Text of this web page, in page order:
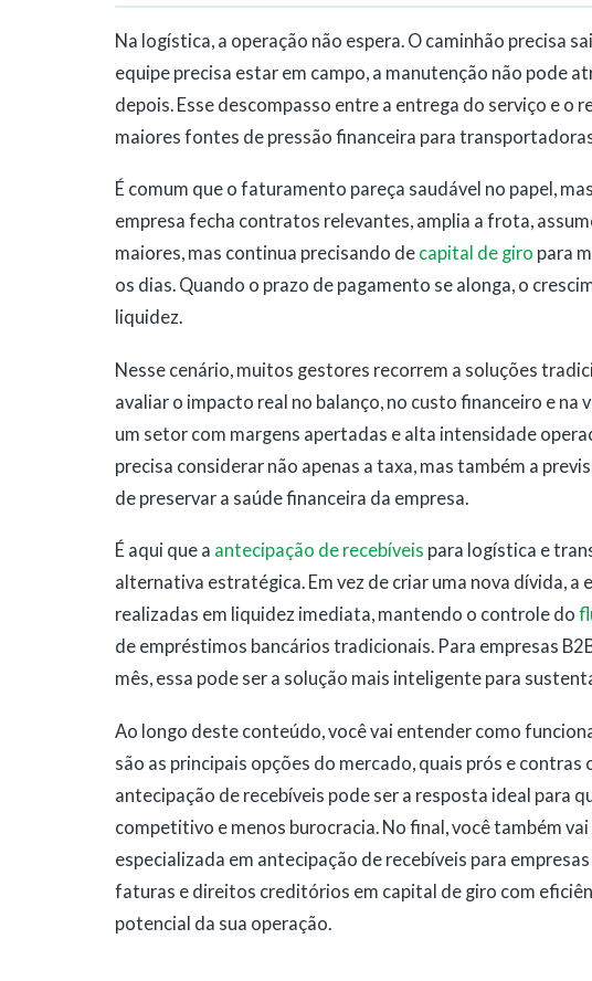
Na logística, a operação não espera. O caminhão precisa
equipe precisa estar em campo, a manutenção não pode
depois. Esse descompasso entre a entrega do serviço e o
maiores fontes de pressão financeira para
É comum que o faturamento pareça saudável no papel,
empresa fecha contratos relevantes, amplia a frota,
maiores, mas continua precisando de capital de giro para
os dias. Quando o prazo de pagamento se alonga, o
liquidez.
Nesse cenário, muitos gestores recorrem a soluções
avaliar o impacto real no balanço, no custo financeiro e na
um setor com margens apertadas e alta intensidade
precisa considerar não apenas a taxa, mas também a
de preservar a saúde financeira da empresa.
É aqui que a antecipação de recebíveis para logística e
alternativa estratégica. Em vez de criar uma nova dívida, a
realizadas em liquidez imediata, mantendo o controle do
de empréstimos bancários tradicionais. Para empresas
mês, essa pode ser a solução mais inteligente para
Ao longo deste conteúdo, você vai entender como
são as principais opções do mercado, quais prós e contras
antecipação de recebíveis pode ser a resposta ideal para
competitivo e menos burocracia. No final, você também vai
especializada em antecipação de recebíveis para
faturas e direitos creditórios em capital de giro com
potencial da sua operação.